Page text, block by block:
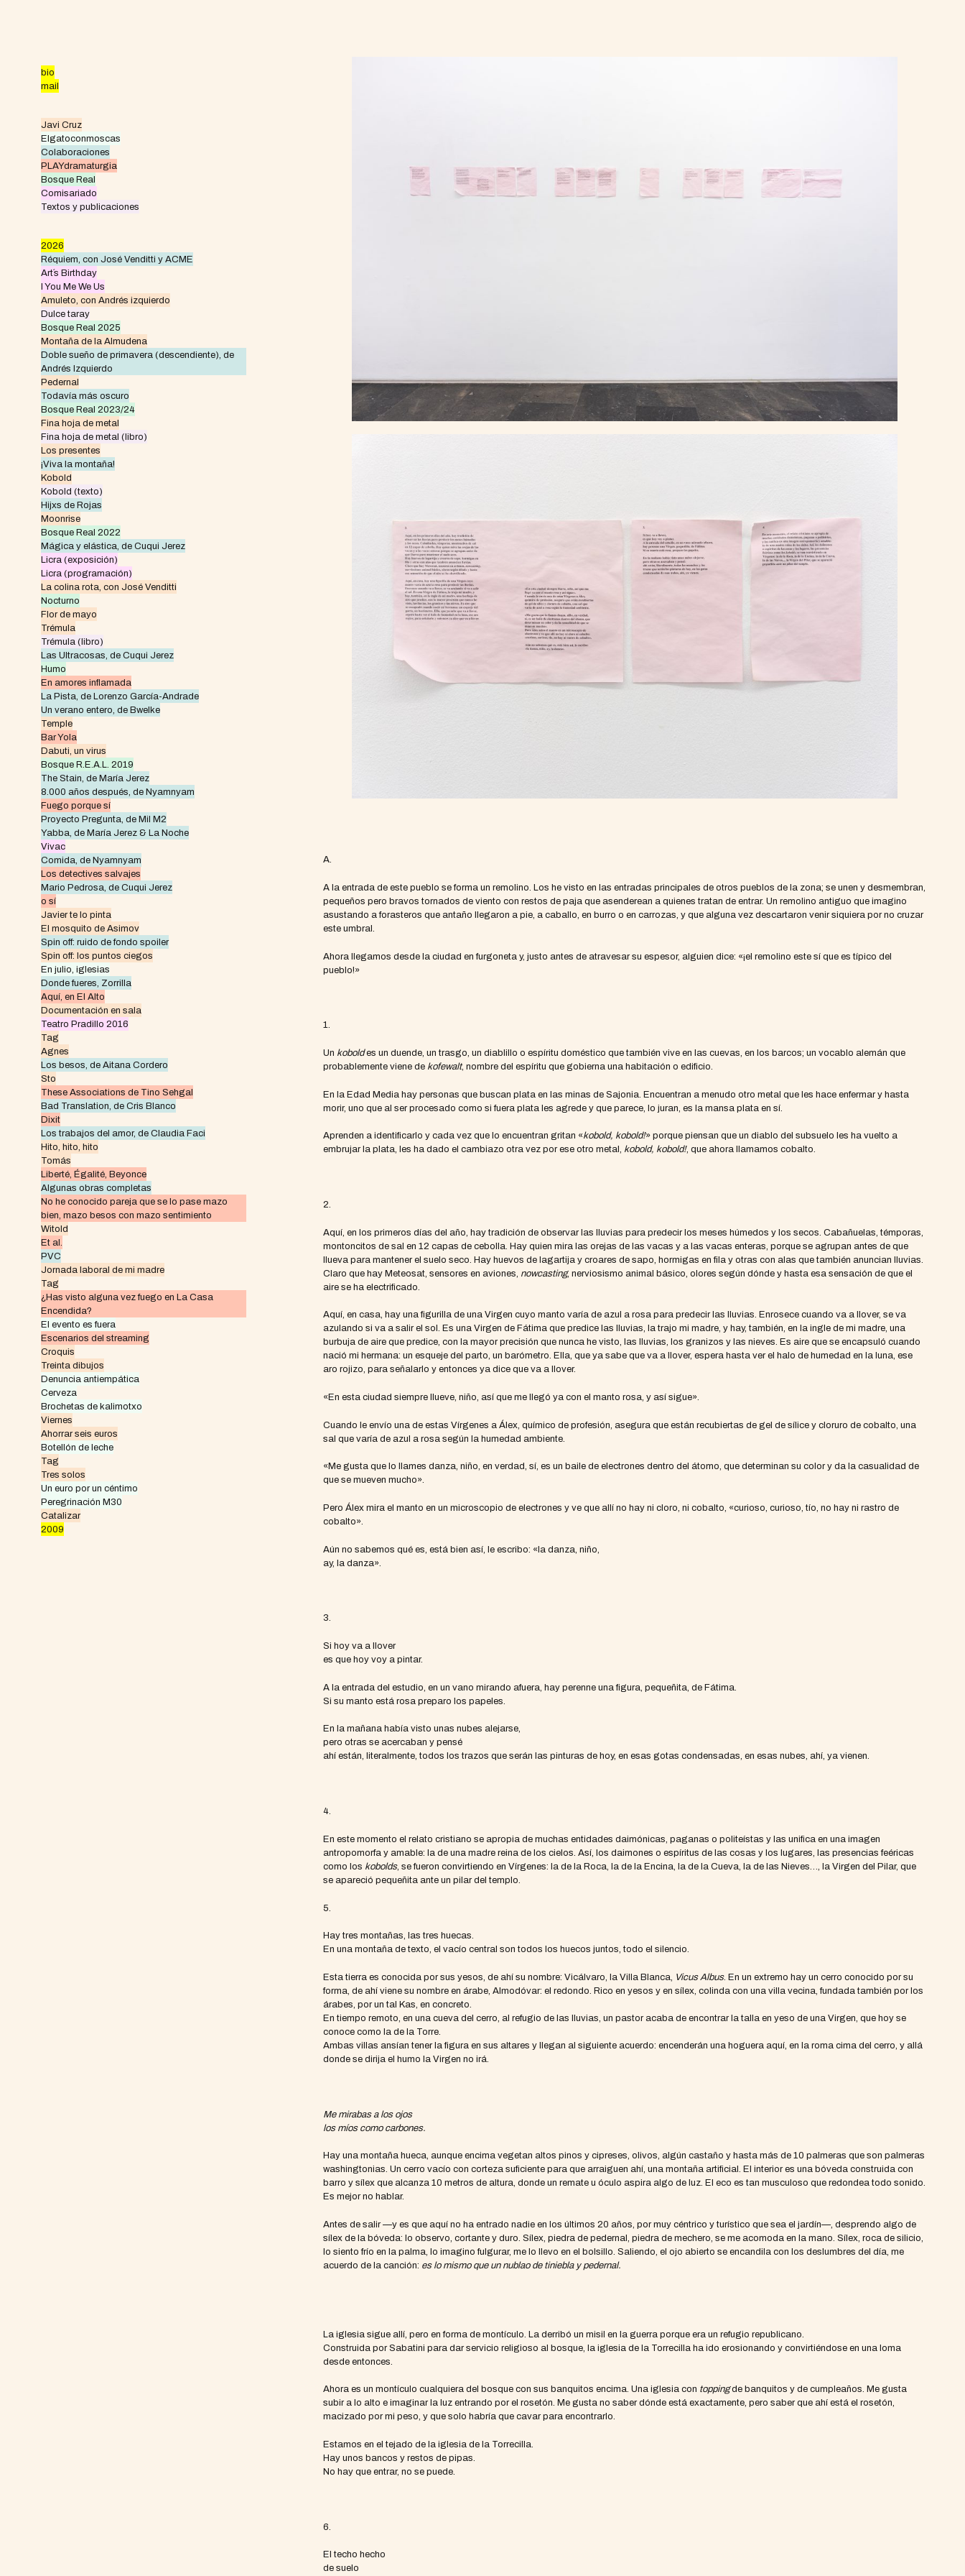
bio
mail
Javi Cruz
Elgatoconmoscas
Colaboraciones
PLAYdramaturgia
Bosque Real
Comisariado
Textos y publicaciones
2026
Réquiem, con José Venditti y ACME
Art´s Birthday
I You Me We Us
Amuleto, con Andrés izquierdo
Dulce taray
Bosque Real 2025
Montaña de la Almudena
Doble sueño de primavera (descendiente), de
Andrés Izquierdo
Pedernal
Todavía más oscuro
Bosque Real 2023/24
Fina hoja de metal
Fina hoja de metal (libro)
Los presentes
¡Viva la montaña!
Kobold
Kobold (texto)
Hijxs de Rojas
Moonrise
Bosque Real 2022
Mágica y elástica, de Cuqui Jerez
Licra (exposición)
Licra (programación)
La colina rota, con José Venditti
Nocturno
Flor de mayo
Trémula
Trémula (libro)
Las Ultracosas, de Cuqui Jerez
Humo
En amores inflamada
La Pista, de Lorenzo García-Andrade
Un verano entero, de Bwelke
Temple
Bar Yola
Dabuti, un virus
Bosque R.E.A.L. 2019
The Stain, de María Jerez
8.000 años después, de Nyamnyam
Fuego porque sí
Proyecto Pregunta, de Mil M2
Yabba, de María Jerez & La Noche
Vivac
Comida, de Nyamnyam
Los detectives salvajes
Mario Pedrosa, de Cuqui Jerez
o sí
Javier te lo pinta
El mosquito de Asimov
Spin off: ruido de fondo spoiler
Spin off: los puntos ciegos
En julio, iglesias
Donde fueres, Zorrilla
Aquí, en El Alto
Documentación en sala
Teatro Pradillo 2016
Tag
Agnes
Los besos, de Aitana Cordero
Sto
These Associations de Tino Sehgal
Bad Translation, de Cris Blanco
Dixit
Los trabajos del amor, de Claudia Faci
Hito, hito, hito
Tomás
Liberté, Égalité, Beyonce
Algunas obras completas
No he conocido pareja que se lo pase mazo
bien, mazo besos con mazo sentimiento
Witold
Et al.
PVC
Jornada laboral de mi madre
Tag
¿Has visto alguna vez fuego en La Casa
Encendida?
El evento es fuera
Escenarios del streaming
Croquis
Treinta dibujos
Denuncia antiempática
Cerveza
Brochetas de kalimotxo
Viernes
Ahorrar seis euros
Botellón de leche
Tag
Tres solos
Un euro por un céntimo
Peregrinación M30
Catalizar
2009
A.
A la entrada de este pueblo se forma un remolino. Los he visto en las entradas principales de otros pueblos de la zona; se unen y desmembran,
pequeños pero bravos tornados de viento con restos de paja que asenderean a quienes tratan de entrar. Un remolino antiguo que imagino
asustando a forasteros que antaño llegaron a pie, a caballo, en burro o en carrozas, y que alguna vez descartaron venir siquiera por no cruzar
este umbral.
Ahora llegamos desde la ciudad en furgoneta y, justo antes de atravesar su espesor, alguien dice: «¡el remolino este sí que es típico del
pueblo!»
1.
Un koboldes un duende, un trasgo, un diablillo o espíritu doméstico que también vive en las cuevas, en los barcos; un vocablo alemán que
probablemente viene de kofewalt, nombre del espíritu que gobierna una habitación o edificio.
En la Edad Media hay personas que buscan plata en las minas de Sajonia. Encuentran a menudo otro metal que les hace enfermar y hasta
morir, uno que al ser procesado como si fuera plata les agrede y que parece, lo juran, es la mansa plata en sí.
Aprenden a identificarlo y cada vez que lo encuentran gritan «kobold, kobold!» porque piensan que un diablo del subsuelo les ha vuelto a
embrujar la plata, les ha dado el cambiazo otra vez por ese otro metal, kobold, kobold!, que ahora llamamos cobalto.
2.
Aquí, en los primeros días del año, hay tradición de observar las lluvias para predecir los meses húmedos y los secos. Cabañuelas, témporas,
montoncitos de sal en 12 capas de cebolla. Hay quien mira las orejas de las vacas y a las vacas enteras, porque se agrupan antes de que
llueva para mantener el suelo seco. Hay huevos de lagartija y croares de sapo, hormigas en fila y otras con alas que también anuncian lluvias.
Claro que hay Meteosat, sensores en aviones, nowcasting, nerviosismo animal básico, olores según dónde y hasta esa sensación de que el
aire se ha electrificado.
Aquí, en casa, hay una figurilla de una Virgen cuyo manto varía de azul a rosa para predecir las lluvias. Enrosece cuando va a llover, se va
azulando si va a salir el sol. Es una Virgen de Fátima que predice las lluvias, la trajo mi madre, y hay, también, en la ingle de mi madre, una
burbuja de aire que predice, con la mayor precisión que nunca he visto, las lluvias, los granizos y las nieves. Es aire que se encapsuló cuando
nació mi hermana: un esqueje del parto, un barómetro. Ella, que ya sabe que va a llover, espera hasta ver el halo de humedad en la luna, ese
aro rojizo, para señalarlo y entonces ya dice que va a llover.
«En esta ciudad siempre llueve, niño, así que me llegó ya con el manto rosa, y así sigue».
Cuando le envío una de estas Vírgenes a Álex, químico de profesión, asegura que están recubiertas de gel de sílice y cloruro de cobalto, una
sal que varía de azul a rosa según la humedad ambiente.
«Me gusta que lo llames danza, niño, en verdad, sí, es un baile de electrones dentro del átomo, que determinan su color y da la casualidad de
que se mueven mucho».
Pero Álex mira el manto en un microscopio de electrones y ve que allí no hay ni cloro, ni cobalto, «curioso, curioso, tío, no hay ni rastro de
cobalto».
Aún no sabemos qué es, está bien así, le escribo: «la danza, niño,
ay, la danza».
3.
Si hoy va a llover
es que hoy voy a pintar.
A la entrada del estudio, en un vano mirando afuera, hay perenne una figura, pequeñita, de Fátima.
Si su manto está rosa preparo los papeles.
En la mañana había visto unas nubes alejarse,
pero otras se acercaban y pensé
ahí están, literalmente, todos los trazos que serán las pinturas de hoy, en esas gotas condensadas, en esas nubes, ahí, ya vienen.
4.
En este momento el relato cristiano se apropia de muchas entidades daimónicas, paganas o politeístas y las unifica en una imagen
antropomorfa y amable: la de una madre reina de los cielos. Así, los daimones o espíritus de las cosas y los lugares, las presencias feéricas
como los kobolds, se fueron convirtiendo en Vírgenes: la de la Roca, la de la Encina, la de la Cueva, la de las Nieves…, la Virgen del Pilar, que
se apareció pequeñita ante un pilar del templo.
5.
Hay tres montañas, las tres huecas.
En una montaña de texto, el vacío central son todos los huecos juntos, todo el silencio.
Esta tierra es conocida por sus yesos, de ahí su nombre: Vicálvaro, la Villa Blanca, Vicus Albus. En un extremo hay un cerro conocido por su
forma, de ahí viene su nombre en árabe, Almodóvar: el redondo. Rico en yesos y en sílex, colinda con una villa vecina, fundada también por los
árabes, por un tal Kas, en concreto.
En tiempo remoto, en una cueva del cerro, al refugio de las lluvias, un pastor acaba de encontrar la talla en yeso de una Virgen, que hoy se
conoce como la de la Torre.
Ambas villas ansían tener la figura en sus altares y llegan al siguiente acuerdo: encenderán una hoguera aquí, en la roma cima del cerro, y allá
donde se dirija el humo la Virgen no irá.
Me mirabas a los ojos
los míos como carbones.
Hay una montaña hueca, aunque encima vegetan altos pinos y cipreses, olivos, algún castaño y hasta más de 10 palmeras que son palmeras
washingtonias. Un cerro vacío con corteza suficiente para que arraiguen ahí, una montaña artificial. El interior es una bóveda construida con
barro y sílex que alcanza 10 metros de altura, donde un remate u óculo aspira algo de luz. El eco es tan musculoso que redondea todo sonido.
Es mejor no hablar.
Antes de salir —y es que aquí no ha entrado nadie en los últimos 20 años, por muy céntrico y turístico que sea el jardín—, desprendo algo de
sílex de la bóveda: lo observo, cortante y duro. Sílex, piedra de pedernal, piedra de mechero, se me acomoda en la mano. Sílex, roca de silicio,
lo siento frío en la palma, lo imagino fulgurar, me lo llevo en el bolsillo. Saliendo, el ojo abierto se encandila con los deslumbres del día, me
acuerdo de la canción: es lo mismo que un nublao de tiniebla y pedernal.
La iglesia sigue allí, pero en forma de montículo. La derribó un misil en la guerra porque era un refugio republicano.
Construida por Sabatini para dar servicio religioso al bosque, la iglesia de la Torrecilla ha ido erosionando y convirtiéndose en una loma
desde entonces.
Ahora es un montículo cualquiera del bosque con sus banquitos encima. Una iglesia con toppingde banquitos y de cumpleaños. Me gusta
subir a lo alto e imaginar la luz entrando por el rosetón. Me gusta no saber dónde está exactamente, pero saber que ahí está el rosetón,
macizado por mi peso, y que solo habría que cavar para encontrarlo.
Estamos en el tejado de la iglesia de la Torrecilla.
Hay unos bancos y restos de pipas.
No hay que entrar, no se puede.
6.
El techo hecho
de suelo